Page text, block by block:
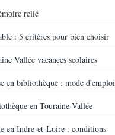
relié
: 5 critères pour bien choisir
Vallée vacances scolaires
en bibliothèque : mode d'emploi
en Touraine Vallée
en Indre-et-Loire : conditions